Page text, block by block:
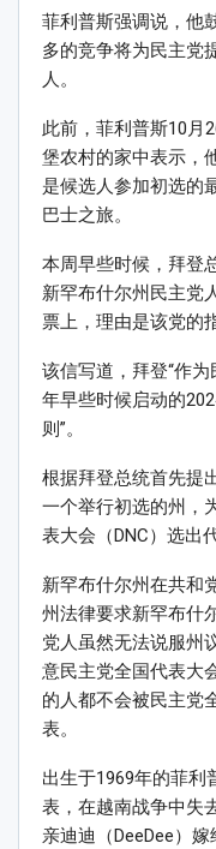
菲利普斯强调说，他
多的竞争将为民主党
人。
此前，菲利普斯10月
堡农村的家中表示，
是候选人参加初选的
巴士之旅。
本周早些时候，拜登
新罕布什尔州民主党
票上，理由是该党的
该信写道，拜登“作
年早些时候启动的
则”。
根据拜登总统首先提
一个举行初选的州，
表大会（DNC）选出
新罕布什尔州在共和
州法律要求新罕布什
党人虽然无法说服州
意民主党全国代表大
的人都不会被民主党
表。
出生于1969年的菲利
表，在越南战争中失
亲迪迪（DeeDee）嫁